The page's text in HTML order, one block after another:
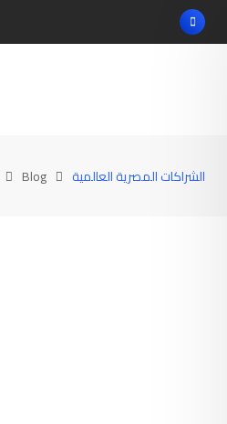
Skip
to
الشراكات المصرية العالمية Blog